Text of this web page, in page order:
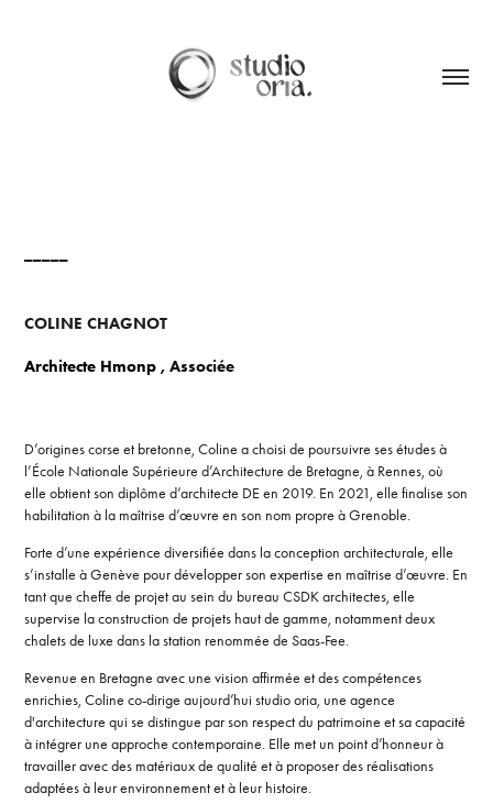
COLINE CHAGNOT
Architecte Hmonp ,Associée
D’origines corse et bretonne, Coline a choisi de poursuivre ses études à
l’École Nationale Supérieure d’Architecture de Bretagne, à Rennes, où
elle obtient son diplôme d’architecte DE en 2019. En 2021, elle finalise son
habilitation à la maîtrise d’œuvre en son nom propre à Grenoble.
Forte d’une expérience diversifiée dans la conception architecturale, elle
s’installe à Genève pour développer son expertise en maîtrise d’œuvre. En
tant que cheffe de projet au sein du bureau CSDK architectes, elle
supervise la construction de projets haut de gamme, notamment deux
chalets de luxe dans la station renommée de Saas-Fee.
Revenue en Bretagne avec une vision affirmée et des compétences
enrichies, Coline co-dirige aujourd’hui studio oria, une agence
d'architecture qui se distingue par son respect du patrimoine et sa capacité
à intégrer une approche contemporaine. Elle met un point d’honneur à
travailler avec des matériaux de qualité et à proposer des réalisations
adaptées à leur environnement et à leur histoire.